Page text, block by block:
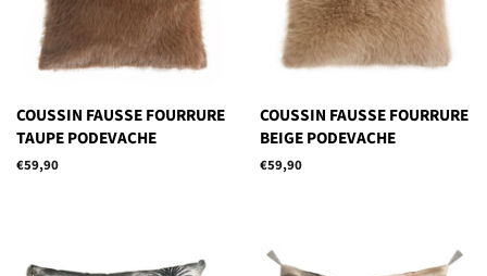
COUSSIN FAUSSE FOURRURE
TAUPE PODEVACHE
Prix
€59,90
COUSSIN FAUSSE FOURRURE
BEIGE PODEVACHE
Prix
€59,90